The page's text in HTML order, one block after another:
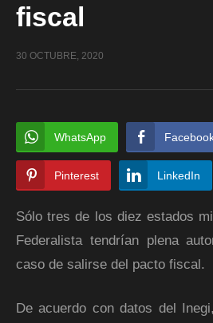
fiscal
30 OCTUBRE, 2020
WhatsApp
Pinterest LinkedIn
Sólo tres de los diez estados
Federalista tendrían plena
caso de salirse del pacto fiscal.
De acuerdo con datos del